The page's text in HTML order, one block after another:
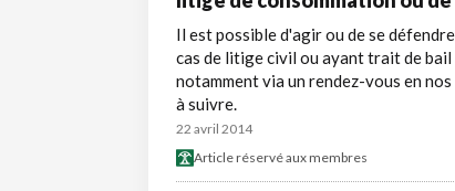
Il est possible d'agir ou de se
cas de litige civil ou ayant trait de bail
notamment via un rendez-vous en
à suivre.
22 avril 2014
Article réservé aux membres